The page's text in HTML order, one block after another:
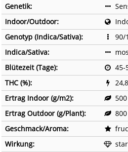
Bulk Seed Bank
Bulldog Seeds
Cannabella Genetics
Green
House
Genetik:
Indoor/Outdoor:
Genotyp (Indica/Sativa):
90/
Indica/Sativa:
Blütezeit (Tage):
45-
THC (%):
24,8
Ertrag Indoor (g/m2):
500
Ertrag Outdoor (g/Plant):
800
Geschmack/Aroma:
Wirkung: